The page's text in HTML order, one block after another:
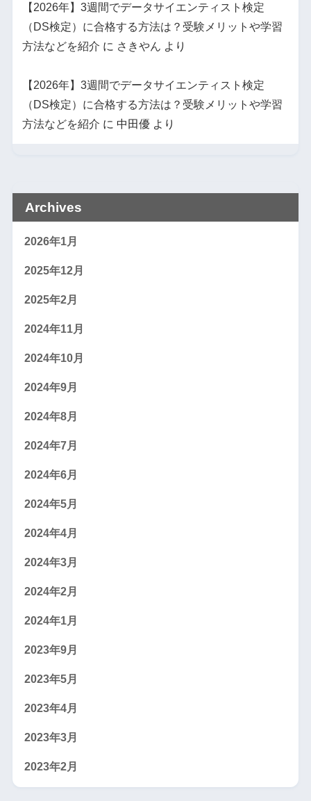
【2026年】3週間でデータサイエンティスト検定
（DS検定）に合格する方法は？受験メリットや学習
方法などを紹介 に さきやん より
【2026年】3週間でデータサイエンティスト検定
（DS検定）に合格する方法は？受験メリットや学習
方法などを紹介 に 中田優より
Archives
2026年1月
2025年12月
2025年2月
2024年11月
2024年10月
2024年9月
2024年8月
2024年7月
2024年6月
2024年5月
2024年4月
2024年3月
2024年2月
2024年1月
2023年9月
2023年5月
2023年4月
2023年3月
2023年2月